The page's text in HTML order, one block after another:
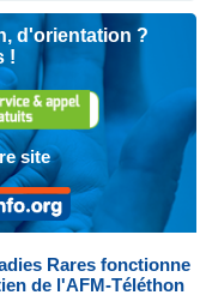
d'orientation ?
!
site
Rares fonctionne
de l'AFM-Téléthon